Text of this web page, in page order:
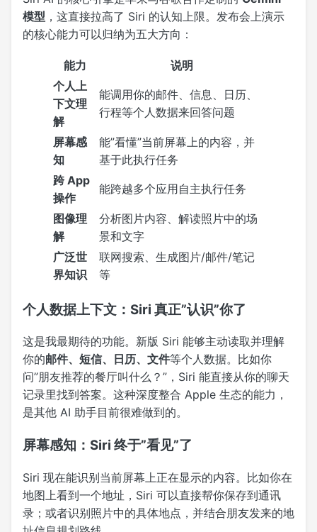
模型 ，这直接拉高了 Siri 的认知上限。发布会上演示
的核心能力可以归纳为五大方向：
能力
说明
个人上
下文理
解
能调用你的邮件、信息、日历、
行程等个人数据来回答问题
屏幕感
知
能”看懂”当前屏幕上的内容，并
基于此执行任务
跨 App
操作
能跨越多个应用自主执行任务
图像理
解
分析图片内容、解读照片中的场
景和文字
广泛世
界知识
联网搜索、生成图片/邮件/笔记
等
个人数据上下文：Siri 真正”认识”你了
这是我最期待的功能。新版 Siri 能够主动读取并理解
你的邮件、短信、日历、文件等个人数据。比如你
问”朋友推荐的餐厅叫什么？”，Siri 能直接从你的聊天
记录里找到答案。这种深度整合 Apple 生态的能力，
是其他 AI 助手目前很难做到的。
屏幕感知：Siri 终于”看见”了
Siri 现在能识别当前屏幕上正在显示的内容。比如你在
地图上看到一个地址，Siri 可以直接帮你保存到通讯
录；或者识别照片中的具体地点，并结合朋友发来的地